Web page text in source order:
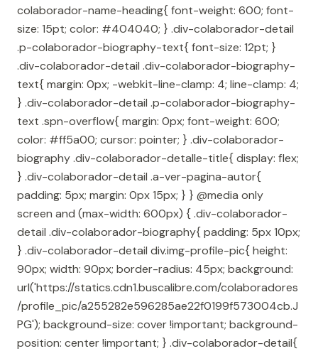
colaborador-name-heading{ font-weight: 600; font-
size: 15pt; color: #404040; } .div-colaborador-detail
.p-colaborador-biography-text{ font-size: 12pt; }
.div-colaborador-detail .div-colaborador-biography-
text{ margin: 0px; -webkit-line-clamp: 4; line-clamp: 4;
} .div-colaborador-detail .p-colaborador-biography-
text .spn-overflow{ margin: 0px; font-weight: 600;
color: #ff5a00; cursor: pointer; } .div-colaborador-
biography .div-colaborador-detalle-title{ display: flex;
} .div-colaborador-detail .a-ver-pagina-autor{
padding: 5px; margin: 0px 15px; } } @media only
screen and (max-width: 600px) { .div-colaborador-
detail .div-colaborador-biography{ padding: 5px 10px;
} .div-colaborador-detail div.img-profile-pic{ height:
90px; width: 90px; border-radius: 45px; background:
url('https://statics.cdn1.buscalibre.com/colaboradores
/profile_pic/a255282e596285ae22f0199f573004cb.J
PG'); background-size: cover !important; background-
position: center !important; } .div-colaborador-detail{